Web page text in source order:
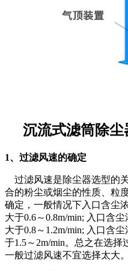
沉流式滤筒除尘
1、过滤风速的确定
过滤风速是除尘器选型的
合的粉尘或烟尘的性质、粒
确定，一般情况下入口含尘
大于0.6～0.8m/min; 入口含
大于0.8～1.2m/min; 入口含
于1.5～2m/min。总之在选择
一般过滤风速不宜选择太大。